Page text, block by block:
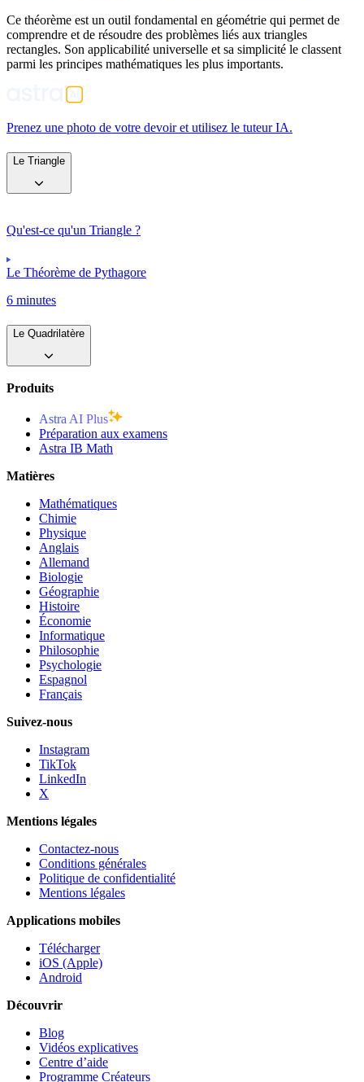
Ce théorème est un outil fondamental en géométrie qui permet de
comprendre et de résoudre des problèmes liés aux triangles
rectangles. Son applicabilité universelle et sa simplicité le classent
parmi les principes mathématiques les plus importants.
Prenez une photo de votre devoir et utilisez le tuteur IA.
Le Triangle
Qu'est-ce qu'un Triangle ?
Le Théorème de Pythagore
6 minutes
Le Quadrilatère
Produits
Astra AI Plus
Préparation aux examens
Astra IB Math
Matières
Mathématiques
Chimie
Physique
Anglais
Allemand
Biologie
Géographie
Histoire
Économie
Informatique
Philosophie
Psychologie
Espagnol
Français
Suivez-nous
Instagram
TikTok
LinkedIn
X
Mentions légales
Contactez-nous
Conditions générales
Politique de confidentialité
Mentions légales
Applications mobiles
Télécharger
iOS (Apple)
Android
Découvrir
Blog
Vidéos explicatives
Centre d’aide
Programme Créateurs